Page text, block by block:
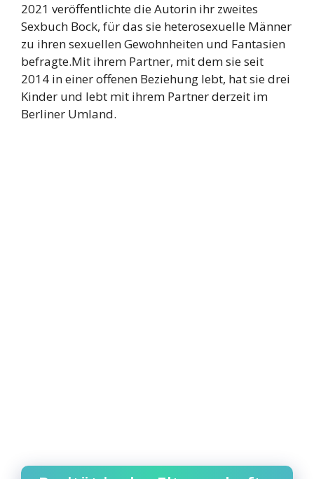
2021 veröffentlichte die Autorin ihr zweites
Sexbuch Bock, für das sie heterosexuelle Männer
zu ihren sexuellen Gewohnheiten und Fantasien
befragte.Mit ihrem Partner, mit dem sie seit
2014 in einer offenen Beziehung lebt, hat sie drei
Kinder und lebt mit ihrem Partner derzeit im
Berliner Umland.